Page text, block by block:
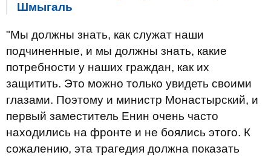
Шмыгаль
"Мы должны знать, как служат наши
подчиненные, и мы должны знать, какие
потребности у наших граждан, как их
защитить. Это можно только увидеть своими
глазами. Поэтому и министр Монастырский, и
первый заместитель Енин очень часто
находились на фронте и не боялись этого. К
сожалению, эта трагедия должна показать